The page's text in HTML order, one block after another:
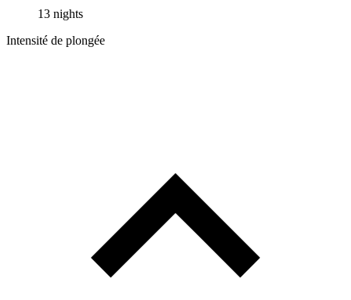
13 nights
Intensité de plongée